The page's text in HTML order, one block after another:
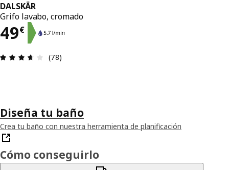
DALSKÄR
Grifo lavabo, cromado
49€
El precio 49€
Reseña: 3.6 de 5 estrellas. Revisiones totales: 78
(78)
Diseña tu baño
Crea tu baño con nuestra herramienta de planificación
Cómo conseguirlo